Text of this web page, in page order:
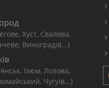
Хуст, Свалява,
Виноградів...)
Ізюм, Лозова,
Чугуїв...)